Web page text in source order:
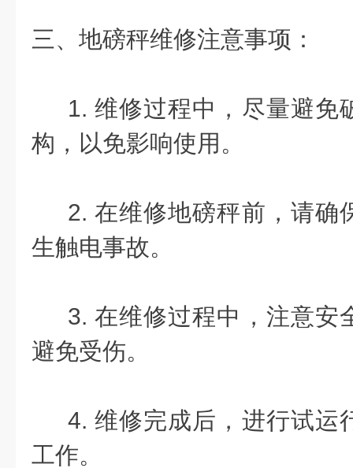
三、地磅秤维修注意事项：
1. 维修过程中，尽量避免
构，以免影响使用。
2. 在维修地磅秤前，请确
生触电事故。
3. 在维修过程中，注意安
避免受伤。
4. 维修完成后，进行试运
工作。